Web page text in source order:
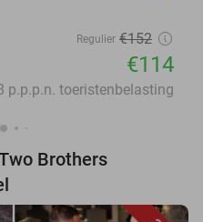
Regulier €152
€114
p.p.p.n. toeristenbelasting
Brothers